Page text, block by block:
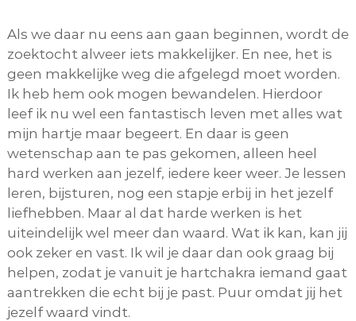
Als we daar nu eens aan gaan beginnen, wordt de
zoektocht alweer iets makkelijker. En nee, het is
geen makkelijke weg die afgelegd moet worden.
Ik heb hem ook mogen bewandelen. Hierdoor
leef ik nu wel een fantastisch leven met alles wat
mijn hartje maar begeert. En daar is geen
wetenschap aan te pas gekomen, alleen heel
hard werken aan jezelf, iedere keer weer. Je lessen
leren, bijsturen, nog een stapje erbij in het jezelf
liefhebben. Maar al dat harde werken is het
uiteindelijk wel meer dan waard. Wat ik kan, kan jij
ook zeker en vast. Ik wil je daar dan ook graag bij
helpen, zodat je vanuit je hartchakra iemand gaat
aantrekken die echt bij je past. Puur omdat jij het
jezelf waard vindt.